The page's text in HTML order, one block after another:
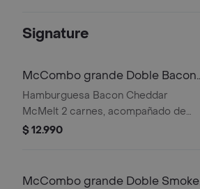
Signature
McCombo grande Doble Bacon
Cheddar McMelt
Hamburguesa Bacon Cheddar
McMelt 2 carnes, acompañado de
bebida y papas grandes
$ 12.990
McCombo grande Doble Smoke